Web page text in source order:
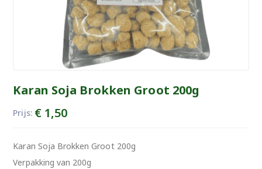
Karan Soja Brokken Groot 200g
Prijs: €1,50
Karan Soja Brokken Groot 200g
Verpakking van 200g